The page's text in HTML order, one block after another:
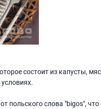
состоит из капусты,
польского слова "bigos",